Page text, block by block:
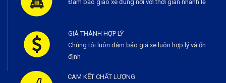
Đảm bảo giao xe đúng nơi với thời gian nhanh lẹ
GIÁ THÀNH HỢP LÝ
Chúng tôi luôn đảm bảo giá xe luôn hợp lý và ổn
định
CAM KẾT CHẤT LƯỢNG